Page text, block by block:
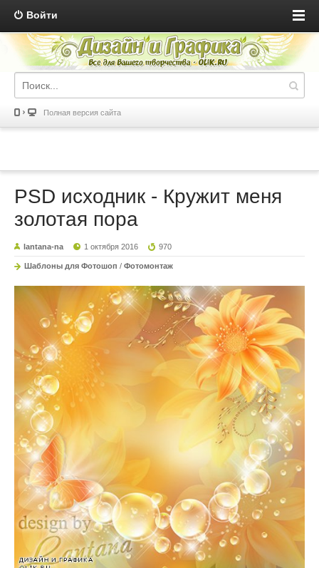
Войти
Полная версия сайта
PSD исходник - Кружит меня
золотая пора
lantana-na 1 октября 2016 970
Шаблоны для Фотошоп / Фотомонтаж